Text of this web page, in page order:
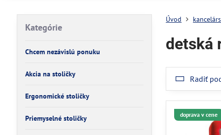
Úvod
detská
Radiť
doprava v cene
Kategórie
Chcem nezávislú ponuku
Akcia na stoličky
Ergonomické stoličky
Priemyselné stoličky